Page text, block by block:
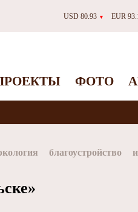
USD 80.93 ▼ EUR
ФОТО
благоустройство